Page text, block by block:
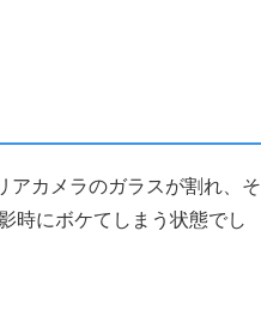
アカメラのガラスが割れ、そ
時にボケてしまう状態でし